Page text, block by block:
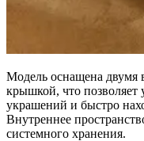
Модель оснащена
крышкой, что позволяет
украшений и быстро
Внутреннее
системного хранения.